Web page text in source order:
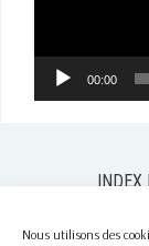
Nous utilisons des
00:00
INDEX